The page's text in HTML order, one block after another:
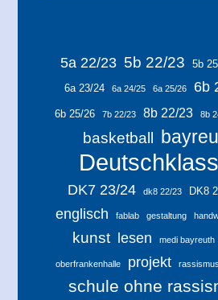
5a 22/23 5b 22/23 5b
6a 23/24 6a 24/25 6a 25/26 6b
6b 25/26 7b 22/23 8b 22/23 8b
basketball
DK7 23/24 dk8 22/23 DK8
englisch fablab gestaltung
kunst lesen medi bayreuth
oberfrankenhalle projekt rassismus
schule ohne